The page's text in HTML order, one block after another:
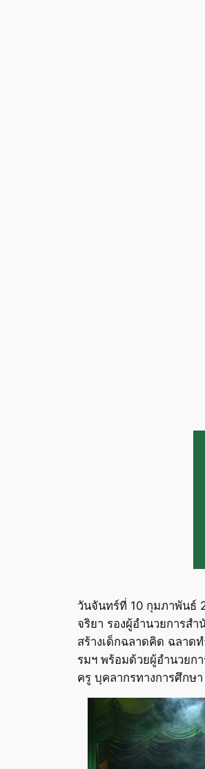
วันจันทร์ที่ 10 กุมภาพันธ์
จริยา รองผู้อำนวยการส
สร้างเด็กฉลาดคิด ฉลาด
รมฯ พร้อมด้วยผู้อำนวยก
ครู บุคลากรทางการศึกษ